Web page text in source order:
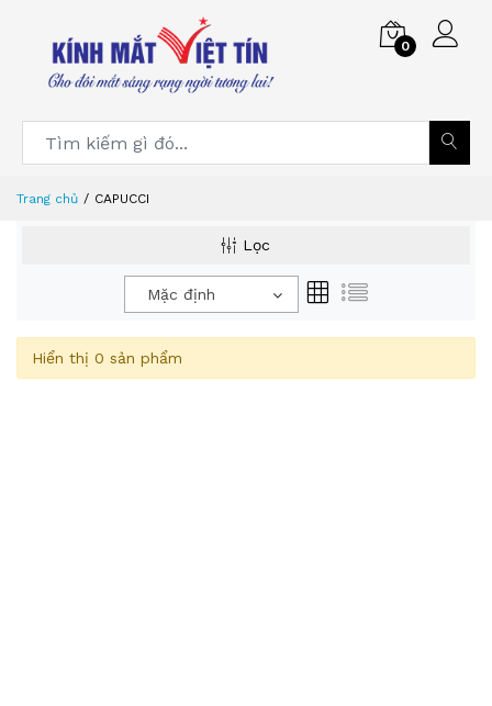
0
Trang chủ CAPUCCI
Lọc
Mặc định
Hiển thị 0 sản phẩm